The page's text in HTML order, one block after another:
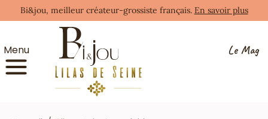
Bi&jou, meilleur créateur-grossiste français. En savoir plus
Menu Le Mag